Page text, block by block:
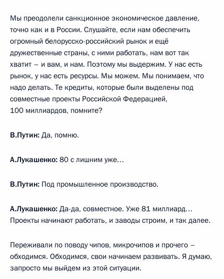
Мы преодолели санкционное экономическое давление,
точно как и в России. Слушайте, если нам обеспечить
огромный белорусско-российский рынок и ещё
дружественные страны, с ними работать, нам вот так
хватит – и вам, и нам. Поэтому мы выдержим. У нас есть
рынок, у нас есть ресурсы. Мы можем. Мы понимаем, что
надо делать. Те кредиты, которые были выделены под
совместные проекты Российской Федерацией,
100 миллиардов, помните?
В.Путин: Да, помню.
А.Лукашенко: 80 с лишним уже…
В.Путин: Под промышленное производство.
А.Лукашенко: Да-да, совместное. Уже 81 миллиард…
Проекты начинают работать, и заводы строим, и так далее.
Переживали по поводу чипов, микрочипов и прочего –
обходимся. Обходимся, свои начинаем развивать. Я думаю,
запросто мы выйдем из этой ситуации.